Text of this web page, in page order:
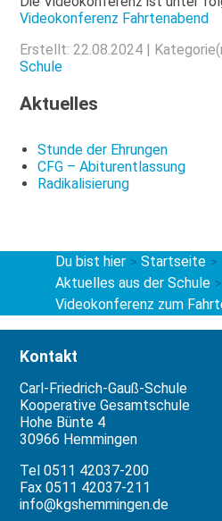
Videokonferenz Fahrtenabend
Erstellt: 22.08.2024 |
Schule
Aktuelles
Stunde der Ehrungen
CFG – Abiturentlassung
Radikalisierung
Du bist hier > Startseite >
Aktuelles aus der Schule >
Videokonferenz zum
Kontakt
Carl-Friedrich-Gauß-Schule
Kooperative Gesamtschule
Hohe Bünte 4
30966 Hemmingen
Tel 0511 42037-200
Fax 0511 42037-211
info@kgshemmingen.de